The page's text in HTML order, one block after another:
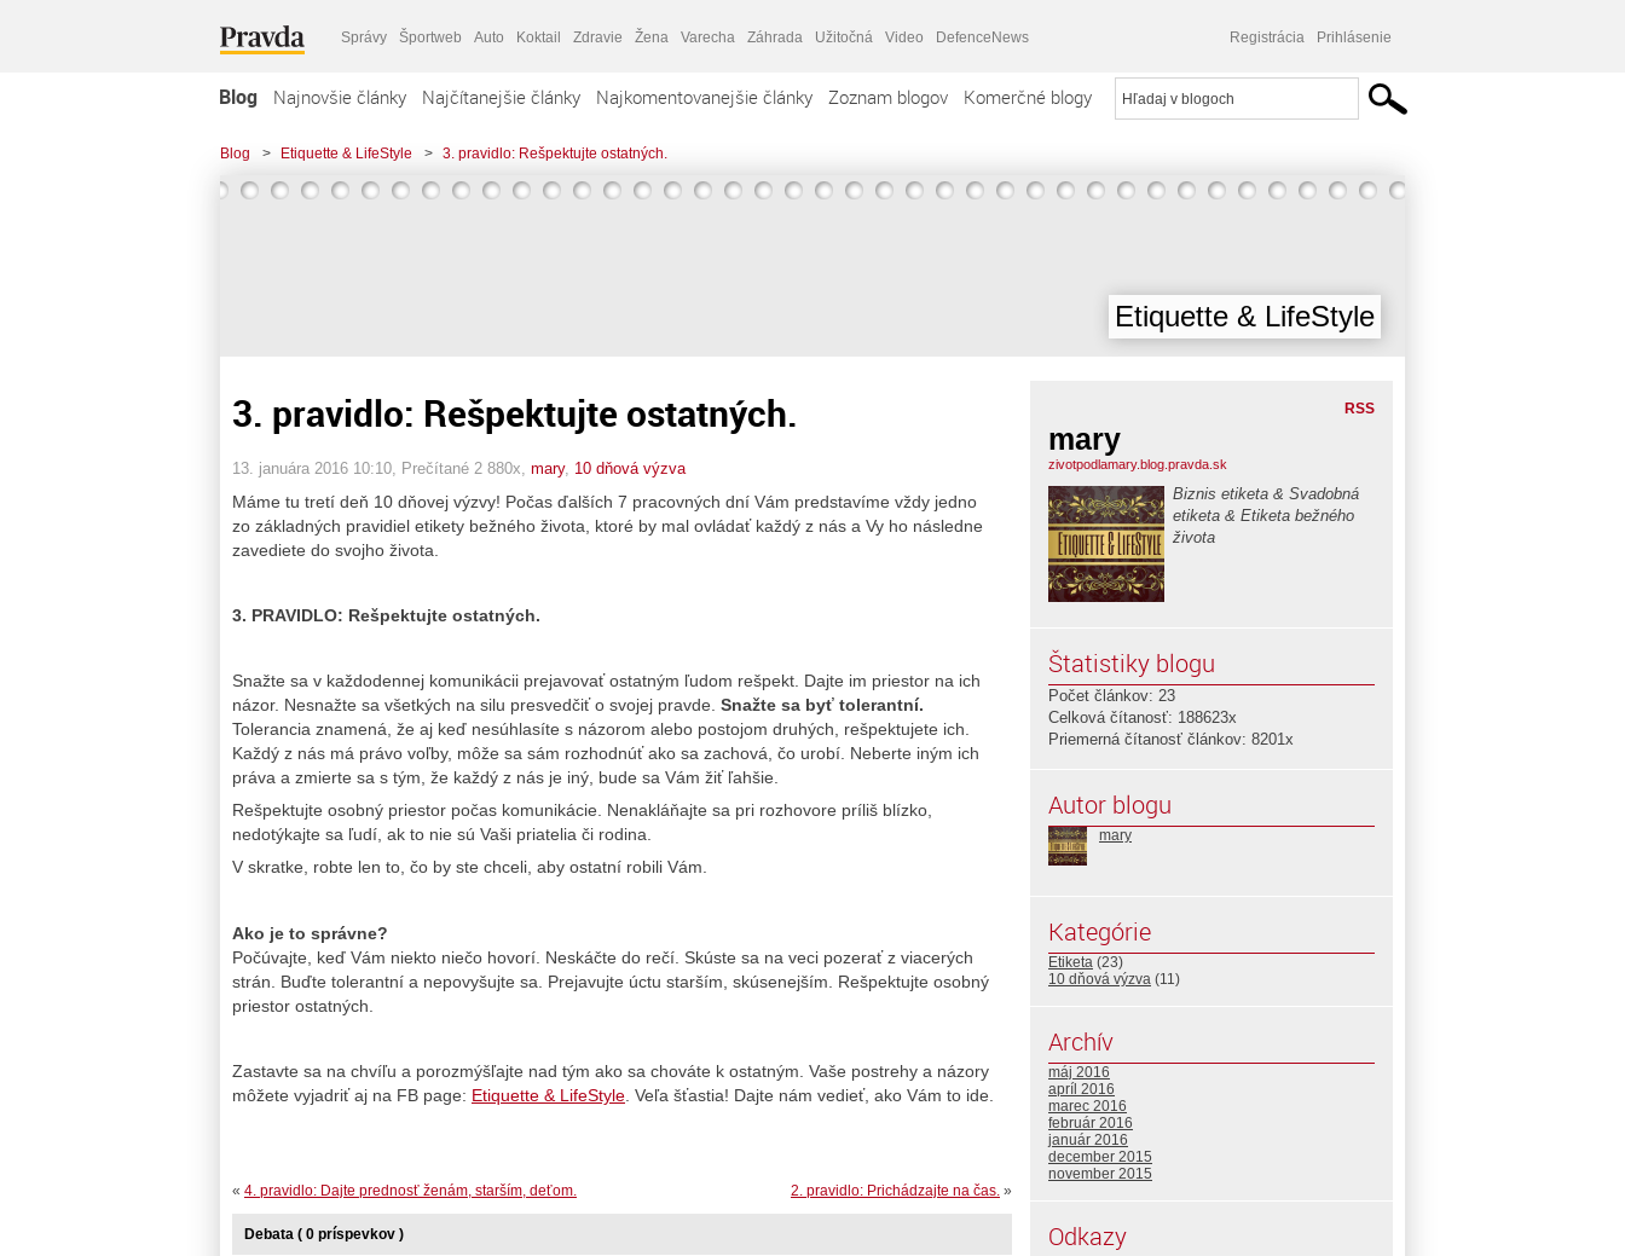
Správy Športweb Auto Koktail Zdravie Žena Varecha Záhrada Užitočná Video DefenceNews Registrácia Prihlásenie
Blog Najnovšie články Najčítanejšie články Najkomentovanejšie články Zoznam blogov Komerčné blogy
Blog > Etiquette & LifeStyle > 3. pravidlo: Rešpektujte ostatných.
Etiquette & LifeStyle
3. pravidlo: Rešpektujte ostatných.
13. januára 2016 10:10 , Prečítané 2 880x, mary, 10 dňová výzva
Máme tu tretí deň 10 dňovej výzvy! Počas ďalších 7 pracovných dní Vám predstavíme vždy jedno
zo základných pravidiel etikety bežného života, ktoré by mal ovládať každý z nás a Vy ho následne
zavediete do svojho života.
3. PRAVIDLO: Rešpektujte ostatných.
Snažte sa v každodennej komunikácii prejavovať ostatným ľudom rešpekt. Dajte im priestor na ich
názor. Nesnažte sa všetkých na silu presvedčiť o svojej pravde. Snažte sa byť tolerantní.
Tolerancia znamená, že aj keď nesúhlasíte s názorom alebo postojom druhých, rešpektujete ich.
Každý z nás má právo voľby, môže sa sám rozhodnúť ako sa zachová, čo urobí. Neberte iným ich
práva a zmierte sa s tým, že každý z nás je iný, bude sa Vám žiť ľahšie.
Rešpektujte osobný priestor počas komunikácie. Nenakláňajte sa pri rozhovore príliš blízko,
nedotýkajte sa ľudí, ak to nie sú Vaši priatelia či rodina.
V skratke, robte len to, čo by ste chceli, aby ostatní robili Vám.
Ako je to správne?
Počúvajte, keď Vám niekto niečo hovorí. Neskáčte do rečí. Skúste sa na veci pozerať z viacerých
strán. Buďte tolerantní a nepovyšujte sa. Prejavujte úctu starším, skúsenejším. Rešpektujte osobný
priestor ostatných.
Zastavte sa na chvíľu a porozmýšľajte nad tým ako sa chováte k ostatným. Vaše postrehy a názory
môžete vyjadriť aj na FB page: Etiquette & LifeStyle . Veľa šťastia! Dajte nám vedieť, ako Vám to ide.
2. pravidlo: Prichádzajte na čas. »
« 4. pravidlo: Dajte prednosť ženám, starším, deťom.
Debata ( 0 príspevkov )
RSS
mary
zivotpodlamary.blog.pravda.sk
Biznis etiketa & Svadobná
etiketa & Etiketa bežného
života
Štatistiky blogu
Počet článkov: 23
Celková čítanosť: 188623x
Priemerná čítanosť článkov: 8201x
Autor blogu
mary
Kategórie
Etiketa (23)
10 dňová výzva (11)
Archív
máj 2016
apríl 2016
marec 2016
február 2016
január 2016
december 2015
november 2015
Odkazy